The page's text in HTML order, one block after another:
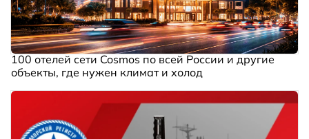
100 отелей сети Cosmos по всей России и другие
объекты, где нужен климат и холод